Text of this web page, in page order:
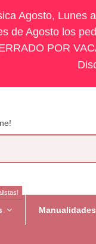
Agosto, Lunes
de Agosto los
POR
Manualidades